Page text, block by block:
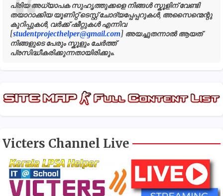
പ്രിയ അധ്യാപക സുഹൃത്തുക്കളെ നിങ്ങൾ സ്കൂളിന് വേണ്ടി
തയാറാക്കിയ യൂണിറ്റ് ടെസ്റ്റ് ചോദ്യപ്പേപ്പറുകൾ, അസൈന്മെന്റു
കുറിപ്പുകൾ, വർക്ക് ഷീറ്റുകൾ എന്നിവ
[studentprojecthelper@gmail.com] അയച്ചുതന്നാൽ ആയത്
നിങ്ങളുടെ പേരും സ്കൂളും ചേർത്ത്
പ്രസിദ്ധീകരിക്കുന്നതായിരിക്കും.
Victers Channel Live